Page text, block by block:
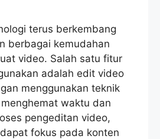
terus berkembang
berbagai kemudahan
video. Salah satu fitur
adalah edit video
menggunakan teknik
waktu dan
pengeditan video,
fokus pada konten